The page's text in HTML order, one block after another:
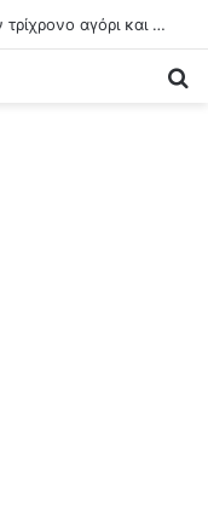
Ζελένσκι: Ρωσικά drones σκότωσαν τρίχρονο αγόρι και τους παππούδες του κοντά στο Κίεβο